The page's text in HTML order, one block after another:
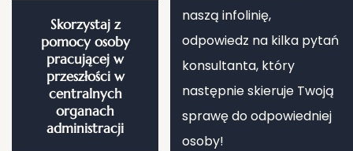
Skorzystaj z
pomocy osoby
pracującej w
przeszłości w
centralnych
organach
administracji
naszą infolinię,
odpowiedz na kilka pytań
konsultanta, który
następnie skieruje Twoją
sprawę do odpowiedniej
osoby!